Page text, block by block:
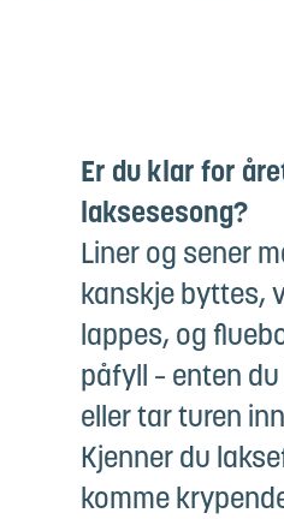
Er du klar for
laksesesong?
Liner og sener
kanskje byttes,
lappes, og
påfyll – enten
eller tar turen
Kjenner du
komme